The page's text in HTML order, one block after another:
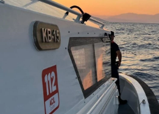
Politika
Sağlık
Spor